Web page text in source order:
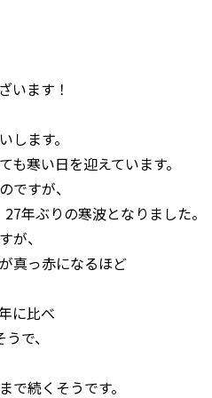
います！
します。
も寒い日を迎えています。
ですが、
年ぶりの寒波となりました。
が、
真っ赤になるほど
に比べ
で、
で続くそうです。